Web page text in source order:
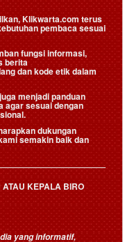
Klikwarta.com terus
pembaca sesuai
fungsi informasi,
berita
dan kode etik dalam
menjadi panduan
agar sesuai dengan
dukungan
semakin baik dan
KEPALA BIRO
yang informatif,